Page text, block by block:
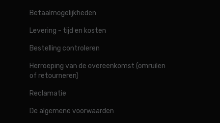
Betaalmogelijkheden
Levering - tijd en kosten
Bestelling controleren
Herroeping van de overeenkomst (omruilen
of retourneren)
Reclamatie
De algemene voorwaarden